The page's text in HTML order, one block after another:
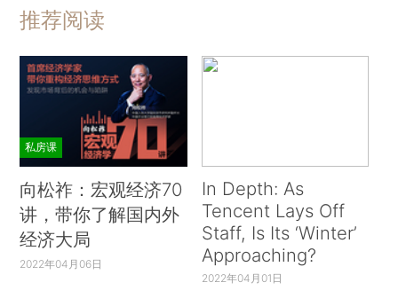
推荐阅读
私房课
向松祚：宏观经济70
讲，带你了解国内外
经济大局
2022年04月06日
In Depth: As
Tencent Lays Off
Staff, Is Its ‘Winter’
Approaching?
2022年04月01日